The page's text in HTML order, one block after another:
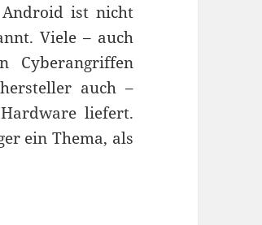
ist nicht
Viele – auch
Cyberangriffen
auch –
liefert.
ein Thema, als